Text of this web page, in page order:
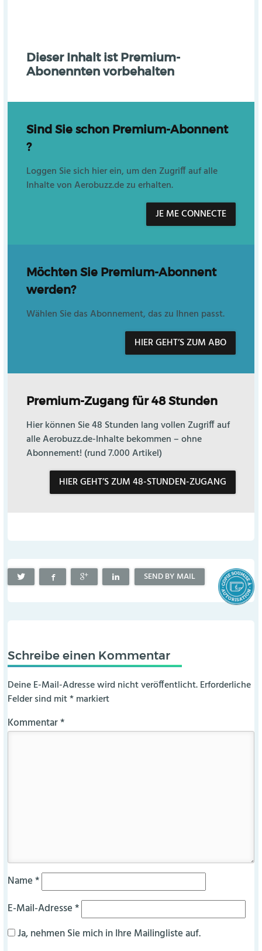
Dieser Inhalt ist Premium-
Abonennten vorbehalten
Sind Sie schon Premium-Abonnent
?
Loggen Sie sich hier ein, um den Zugriff auf alle
Inhalte von Aerobuzz.de zu erhalten.
JE ME CONNECTE
Möchten Sie Premium-Abonnent
werden?
Wählen Sie das Abonnement, das zu Ihnen passt.
HIER GEHT’S ZUM ABO
Premium-Zugang für 48 Stunden
Hier können Sie 48 Stunden lang vollen Zugriff auf
alle Aerobuzz.de-Inhalte bekommen – ohne
Abonnement! (rund 7.000 Artikel)
HIER GEHT’S ZUM 48-STUNDEN-ZUGANG
SEND BY MAIL
Schreibe einen Kommentar
Deine E-Mail-Adresse wird nicht veröffentlicht. Erforderliche
Felder sind mit*markiert
Kommentar*
Name*
E-Mail-Adresse*
Ja, nehmen Sie mich in Ihre Mailingliste auf.